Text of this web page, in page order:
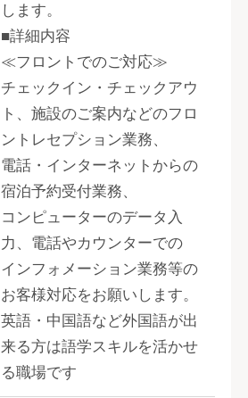
します。
■詳細内容
≪フロントでのご対応≫
チェックイン・チェックアウ
ト、施設のご案内などのフロ
ントレセプション業務、
電話・インターネットからの
宿泊予約受付業務、
コンピューターのデータ入
力、電話やカウンターでの
インフォメーション業務等の
お客様対応をお願いします。
英語・中国語など外国語が出
来る方は語学スキルを活かせ
る職場です